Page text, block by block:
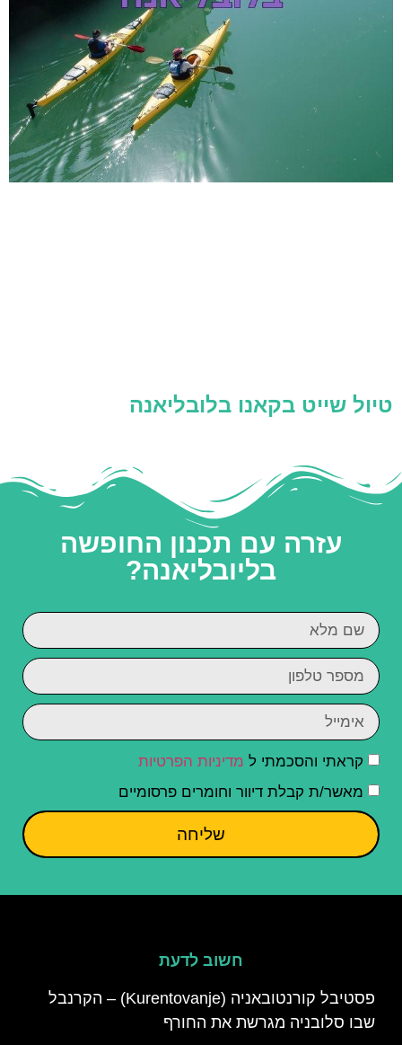
טיול שייט בקאנו בלובליאנה
עזרה עם תכנון החופשה
בליובליאנה?
קראתי והסכמתי ל מדיניות הפרטיות
מאשר/ת קבלת דיוור וחומרים פרסומיים
שליחה
חשוב לדעת
פסטיבל קורנטובאניה (Kurentovanje) – הקרנבל
שבו סלובניה מגרשת את החורף